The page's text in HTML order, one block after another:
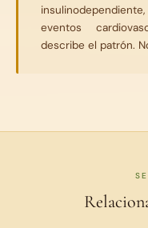
eventos
describe el patrón.